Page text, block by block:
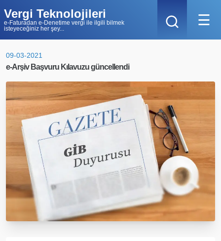
Vergi Teknolojileri
e-Faturadan e-Denetime vergi ile ilgili bilmek
isteyeceğiniz her şey...
☰
09-03-2021
e-Arşiv Başvuru Kılavuzu güncellendi